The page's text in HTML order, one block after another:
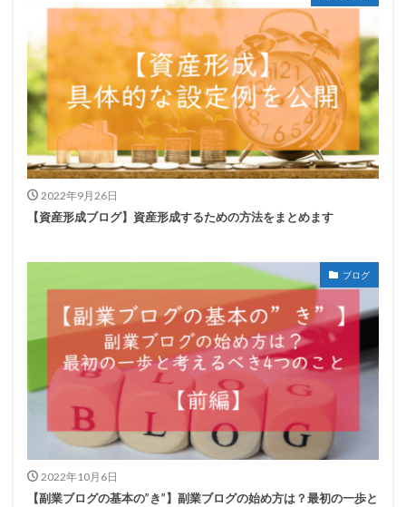
2022年9月26日
【資産形成ブログ】資産形成するための方法をまとめます
ブログ
2022年10月6日
【副業ブログの基本の”き”】副業ブログの始め方は？最初の一歩と